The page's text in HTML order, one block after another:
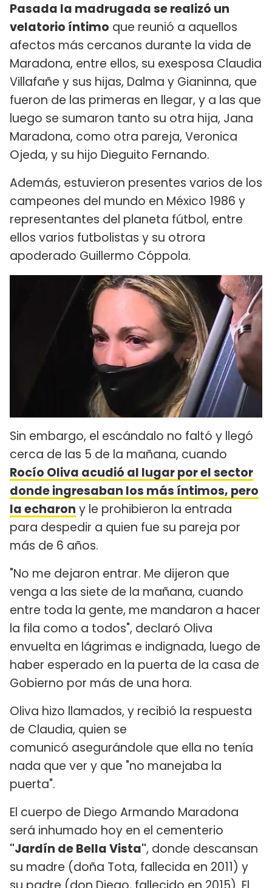
Pasada la madrugada se realizó un
velatorio íntimo que reunió a aquellos
afectos más cercanos durante la vida de
Maradona, entre ellos, su exesposa Claudia
Villafañe y sus hijas, Dalma y Gianinna, que
fueron de las primeras en llegar, y a las que
luego se sumaron tanto su otra hija, Jana
Maradona, como otra pareja, Veronica
Ojeda, y su hijo Dieguito Fernando.
Además, estuvieron presentes varios de los
campeones del mundo en México 1986 y
representantes del planeta fútbol, entre
ellos varios futbolistas y su otrora
apoderado Guillermo Cóppola.
Sin embargo, el escándalo no faltó y llegó
cerca de las 5 de la mañana, cuando
Rocío Oliva acudió al lugar por el sector
donde ingresaban los más íntimos, pero
la echaron y le prohibieron la entrada
para despedir a quien fue su pareja por
más de 6 años.
"No me dejaron entrar. Me dijeron que
venga a las siete de la mañana, cuando
entre toda la gente, me mandaron a hacer
la fila como a todos", declaró Oliva
envuelta en lágrimas e indignada, luego de
haber esperado en la puerta de la casa de
Gobierno por más de una hora.
Oliva hizo llamados, y recibió la respuesta
de Claudia, quien se
comunicó asegurándole que ella no tenía
nada que ver y que "no manejaba la
puerta".
El cuerpo de Diego Armando Maradona
será inhumado hoy en el cementerio
"Jardín de Bella Vista", donde descansan
su madre (doña Tota, fallecida en 2011) y